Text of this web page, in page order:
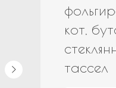
кот,
тассел